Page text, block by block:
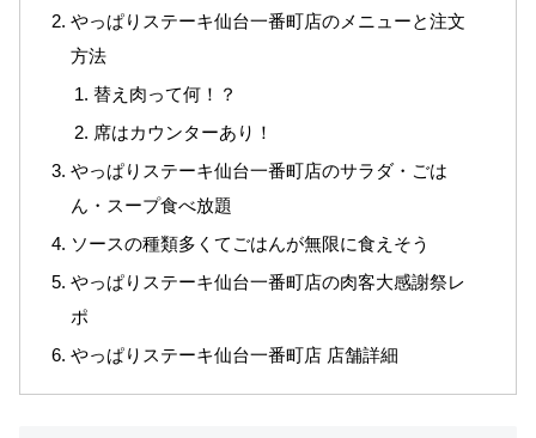
やっぱりステーキ仙台一番町店のメニューと注文
方法
替え肉って何！？
席はカウンターあり！
やっぱりステーキ仙台一番町店のサラダ・ごは
ん・スープ食べ放題
ソースの種類多くてごはんが無限に食えそう
やっぱりステーキ仙台一番町店の肉客大感謝祭レ
ポ
やっぱりステーキ仙台一番町店 店舗詳細